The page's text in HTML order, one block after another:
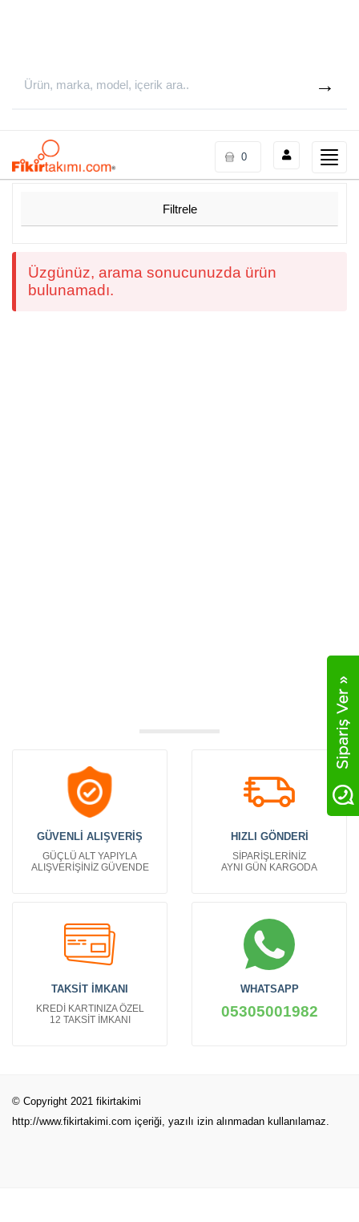
Toggle
0
Filtrele
Üzgünüz, arama sonucunuzda ürün
bulunamadı.
GÜVENLİ ALIŞVERİŞ
GÜÇLÜ ALT YAPIYLA
ALIŞVERİŞİNİZ GÜVENDE
HIZLI GÖNDERİ
SİPARİŞLERİNİZ
AYNI GÜN KARGODA
TAKSİT İMKANI
KREDİ KARTINIZA ÖZEL
12 TAKSİT İMKANI
WHATSAPP
05305001982
© Copyright 2021 fikirtakimi
http://www.fikirtakimi.com içeriği, yazılı izin alınmadan kullanılamaz.